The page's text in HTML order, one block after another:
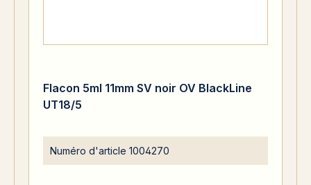
Flacon 5ml 11mm SV noir OV BlackLine
UT18/5
Numéro d'article 1004270